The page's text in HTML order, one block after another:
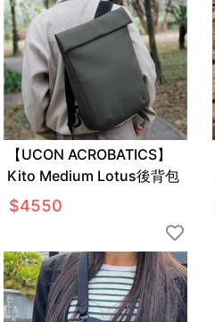
【UCON ACROBATICS】
Kito Medium Lotus後背包
$4550